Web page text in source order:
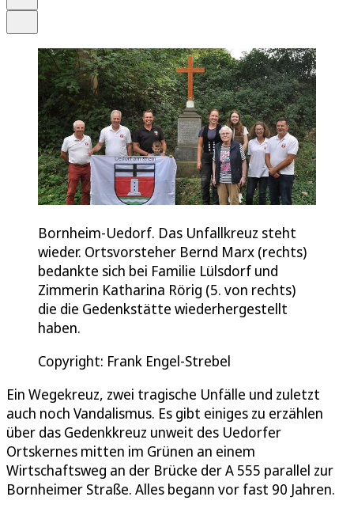
Bornheim-Uedorf. Das Unfallkreuz steht
wieder. Ortsvorsteher Bernd Marx (rechts)
bedankte sich bei Familie Lülsdorf und
Zimmerin Katharina Rörig (5. von rechts)
die die Gedenkstätte wiederhergestellt
haben.
Copyright: Frank Engel-Strebel
Ein Wegekreuz, zwei tragische Unfälle und zuletzt
auch noch Vandalismus. Es gibt einiges zu erzählen
über das Gedenkkreuz unweit des Uedorfer
Ortskernes mitten im Grünen an einem
Wirtschaftsweg an der Brücke der A 555 parallel zur
Bornheimer Straße. Alles begann vor fast 90 Jahren.